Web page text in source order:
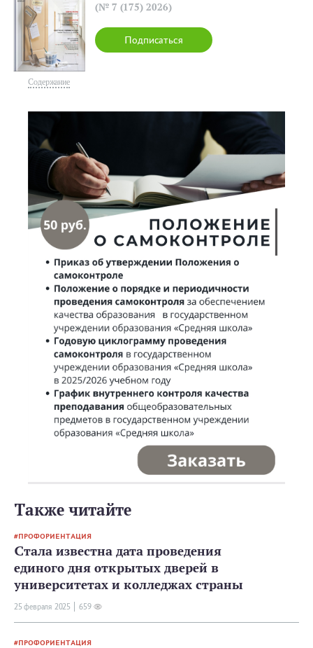
Содержание
Подписаться
(№ 7 (175) 2026)
Также читайте
ПРОФОРИЕНТАЦИЯ
Стала известна дата проведения
единого дня открытых дверей в
университетах и колледжах страны
25 февраля 2025 659
ПРОФОРИЕНТАЦИЯ